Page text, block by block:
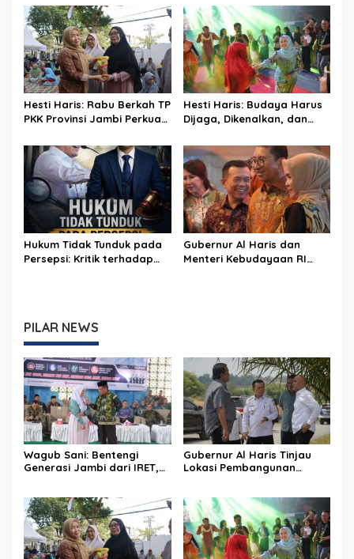
Dimulai dari Sekolah
Pembangunan BTN Bungo
Green City
Hesti Haris: Rabu Berkah TP
PKK Provinsi Jambi Perkuat
Budaya Kelola Sampah
dari Rumah
Hesti Haris: Budaya Harus
Dijaga, Dikenalkan, dan
Hukum Tidak Tunduk pada
Persepsi: Kritik terhadap
Gubernur Al Haris dan
Menteri Kebudayaan RI
PILAR NEWS
Wagub Sani: Bentengi
Generasi Jambi dari IRET,
Gubernur Al Haris Tinjau
Lokasi Pembangunan
Green City